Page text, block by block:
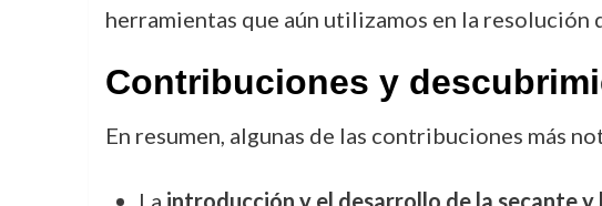
herramientas que aún utilizamos en la
Contribuciones y
En resumen, algunas de las contribuciones más